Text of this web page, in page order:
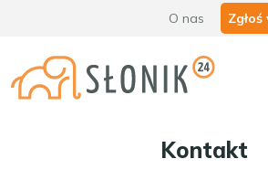
O nas
Kontakt